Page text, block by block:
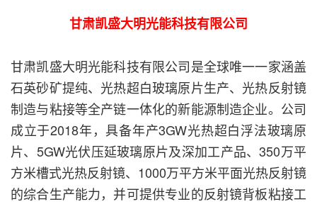
甘肃凯盛大明光能科技有限公司
甘肃凯盛大明光能科技有限公司是全球唯一一家涵盖
石英砂矿提纯、光热超白玻璃原片生产、光热反射镜
制造与粘接等全产链一体化的新能源制造企业。公司
成立于2018年，具备年产3GW光热超白浮法玻璃原
片、5GW光伏压延玻璃原片及深加工产品、350万平
方米槽式光热反射镜、1000万平方米平面光热反射镜
的综合生产能力，并可提供专业的反射镜背板粘接工